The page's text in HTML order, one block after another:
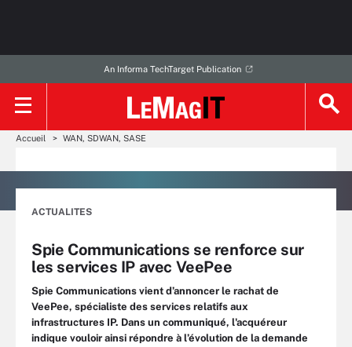
An Informa TechTarget Publication
Accueil WAN, SDWAN, SASE
ACTUALITES
Spie Communications se renforce sur
les services IP avec VeePee
Spie Communications vient d’annoncer le rachat de
VeePee, spécialiste des services relatifs aux
infrastructures IP. Dans un communiqué, l'acquéreur
indique vouloir ainsi répondre à l’évolution de la demande